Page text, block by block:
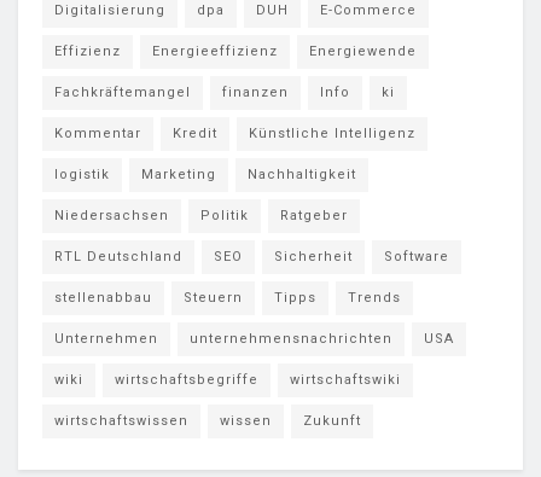
Digitalisierung dpa DUH E-Commerce
Effizienz Energieeffizienz Energiewende
Fachkräftemangel finanzen Info ki
Kommentar Kredit Künstliche Intelligenz
logistik Marketing Nachhaltigkeit
Niedersachsen Politik Ratgeber
RTL Deutschland SEO Sicherheit Software
stellenabbau Steuern Tipps Trends
Unternehmen unternehmensnachrichten USA
wiki wirtschaftsbegriffe wirtschaftswiki
wirtschaftswissen wissen Zukunft